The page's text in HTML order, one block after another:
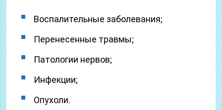
Воспалительные заболевания;
Перенесенные травмы;
Патологии нервов;
Инфекции;
Опухоли.